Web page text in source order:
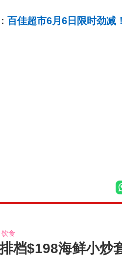
百佳超市6月6日限时劲减
饮食
档$198海鲜小炒